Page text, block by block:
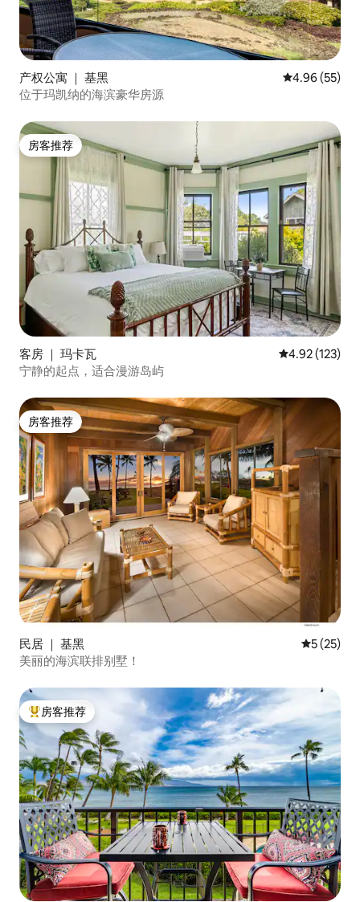
产权公寓 ｜ 基黑 平均评分
4.96 (55)
位于玛凯纳的海滨豪华房源
房客推荐
房客推荐
客房 ｜ 玛卡瓦 平均评分 4.92
4.92 (123)
宁静的起点，适合漫游岛屿
房客推荐
房客推荐
民居 ｜ 基黑 平均评分
5 (25)
美丽的海滨联排别墅！
热门「房客推荐」
房客推荐